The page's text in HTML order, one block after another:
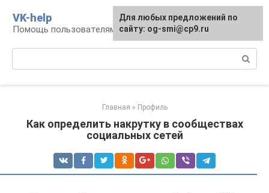
контенту
VK-help
Помощь пользователям соцсети ВКонтакте
Главная » Профиль
Как определить накрутку в сообществах
социальных сетей
Для любых предложений по
сайту: og-smi@cp9.ru